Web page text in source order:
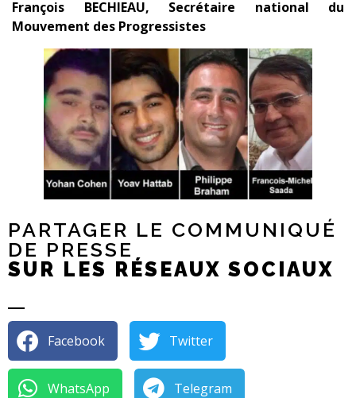
François BECHIEAU, Secrétaire national du
Mouvement des Progressistes
PARTAGER LE COMMUNIQUÉ
DE PRESSE
SUR LES RÉSEAUX SOCIAUX
Facebook Twitter
WhatsApp Telegram